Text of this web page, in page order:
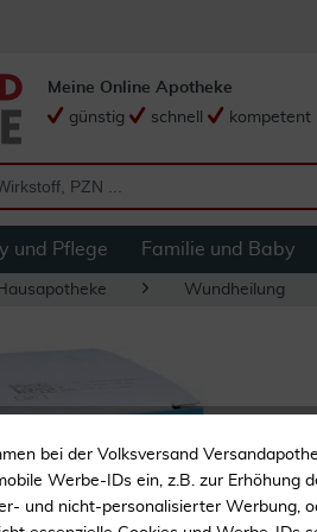
Meine Online Apotheke
günstig
schnell kompetent
und Pflege Familie und Baby
Wundheilung
bei der Volksversand
Werbe-IDs ein, z.B. zur Erhöhung
und nicht-personalisierter Werbung,